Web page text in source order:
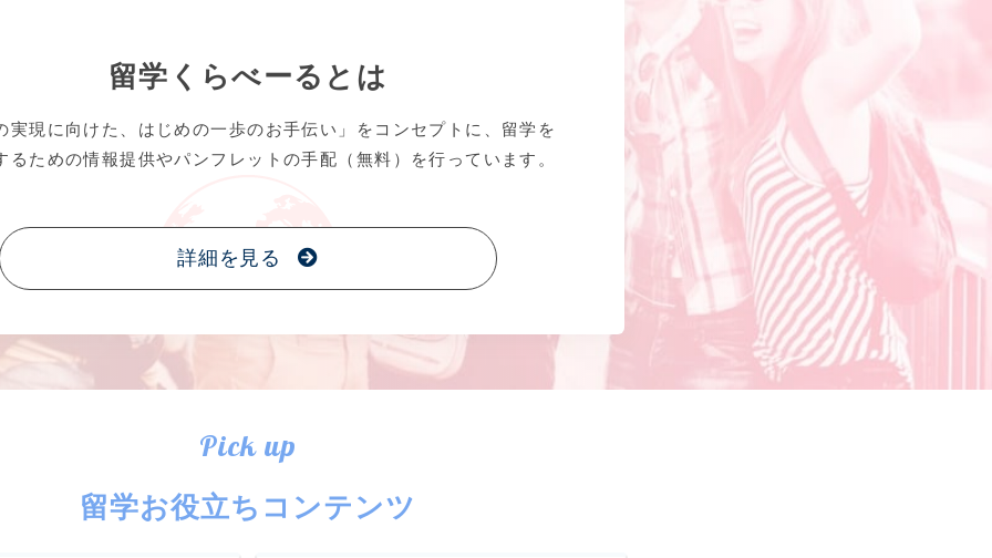
留学くらべーるとは
実現に向けた、はじめの一歩のお手伝い」をコンセプトに、留学を
るための情報提供やパンフレットの手配（無料）を行っています。
詳細を見る
Pick up
留学お役立ちコンテンツ